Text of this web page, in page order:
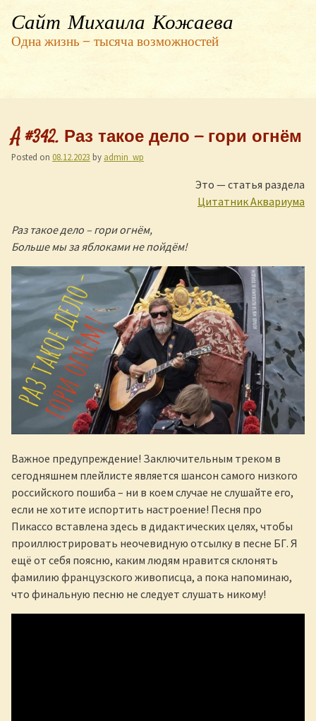
Сайт Михаила Кожаева
Одна жизнь — тысяча возможностей
Å #342. Раз такое дело — гори огнём
Posted on 08.12.2023 by admin_wp
Это — статья раздела
Цитатник Аквариума
Раз такое дело – гори огнём,
Больше мы за яблоками не пойдём!
Важное предупреждение! Заключительным треком в
сегодняшнем плейлисте является шансон самого низкого
российского пошиба – ни в коем случае не слушайте его,
если не хотите испортить настроение! Песня про
Пикассо вставлена здесь в дидактических целях, чтобы
проиллюстрировать неочевидную отсылку в песне БГ. Я
ещё от себя поясню, каким людям нравится склонять
фамилию французского живописца, а пока напоминаю,
что финальную песню не следует слушать никому!